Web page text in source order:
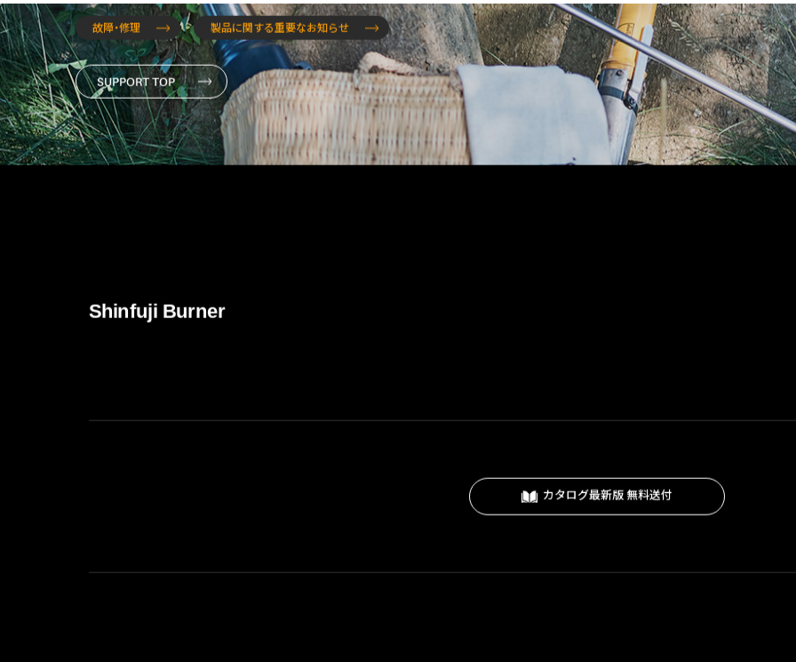
故障・修理 製品に関する重要なお知らせ
SUPPORT TOP
カタログ最新版 無料送付